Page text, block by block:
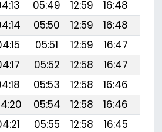
05:49 12:59 16:48
05:50 12:59 16:48
05:51 12:59 16:47
05:52 12:58 16:47
05:53 12:58 16:46
05:54 12:58 16:46
05:55 12:58 16:45